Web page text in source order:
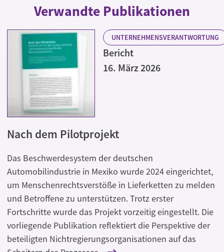
Verwandte Publikationen
UNTERNEHMENSVERANTWORTUNG
Bericht
16. März 2026
Nach dem Pilotprojekt
Das Beschwerdesystem der deutschen
Automobilindustrie in Mexiko wurde 2024 eingerichtet,
um Menschenrechtsverstöße in Lieferketten zu melden
und Betroffene zu unterstützen. Trotz erster
Fortschritte wurde das Projekt vorzeitig eingestellt. Die
vorliegende Publikation reflektiert die Perspektive der
beteiligten Nichtregierungsorganisationen auf das